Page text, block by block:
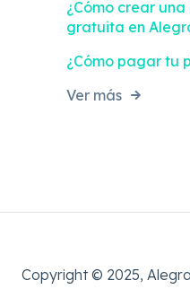
¿Cómo crear
gratuita en
¿Cómo pagar tu
Ver más
Copyright © 2025, Alegra